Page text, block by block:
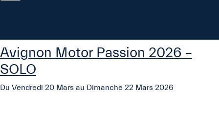
Avignon Motor Passion 2026 –
SOLO
Du Vendredi 20 Mars au Dimanche 22 Mars 2026